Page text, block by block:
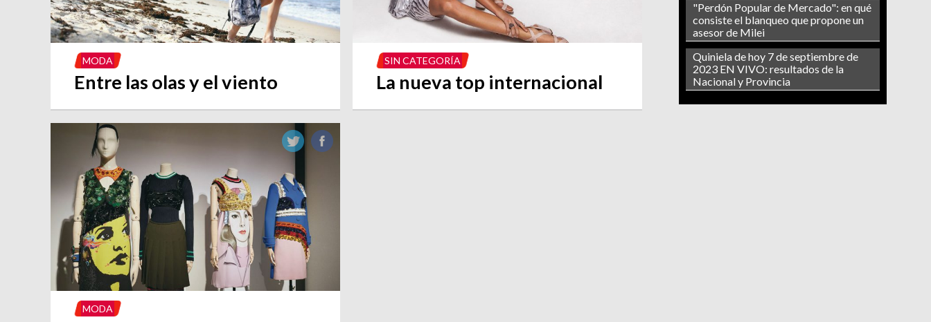
"Perdón Popular de Mercado": en qué
consiste el blanqueo que propone un
asesor de Milei
Quiniela de hoy 7 de septiembre de
2023 EN VIVO: resultados de la
Nacional y Provincia
MODA
Entre las olas y el viento
SIN CATEGORÍA
La nueva top internacional
MODA